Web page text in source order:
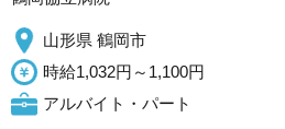
山形県 鶴岡市
時給1,032円～1,100円
アルバイト・パート